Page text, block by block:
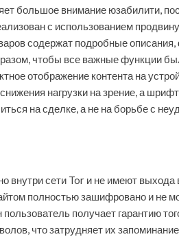
большое внимание юзабилити,
с использованием
содержат подробные
чтобы все важные функции
отображение контента на
нагрузки на зрение, а
на сделке, а не на борьбе с
внутри сети Tor и не имеют
полностью зашифровано и не
получает гарантию
что затрудняет их